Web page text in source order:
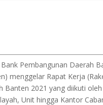
Pembangunan Daerah
menggelar Rapat Kerja
Banten 2021 yang diikuti
Unit hingga Kantor